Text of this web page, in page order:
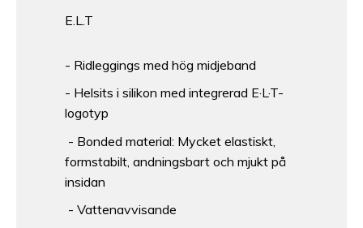
E.L.T
- Ridleggings med hög midjeband
- Helsits i silikon med integrerad E·L·T-
logotyp
- Bonded material: Mycket elastiskt,
formstabilt, andningsbart och mjukt på
insidan
- Vattenavvisande